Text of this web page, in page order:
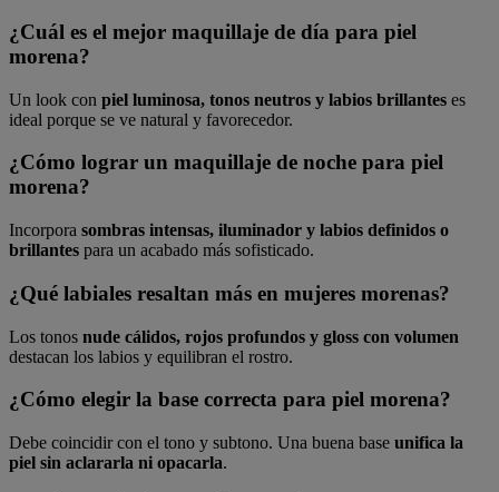
¿Cuál es el mejor maquillaje de día para piel
morena?
Un look con piel luminosa, tonos neutros y labios brillantes es
ideal porque se ve natural y favorecedor.
¿Cómo lograr un maquillaje de noche para piel
morena?
Incorpora sombras intensas, iluminador y labios definidos o
brillantes para un acabado más sofisticado.
¿Qué labiales resaltan más en mujeres morenas?
Los tonos nude cálidos, rojos profundos y gloss con volumen
destacan los labios y equilibran el rostro.
¿Cómo elegir la base correcta para piel morena?
Debe coincidir con el tono y subtono. Una buena base unifica la
piel sin aclararla ni opacarla.